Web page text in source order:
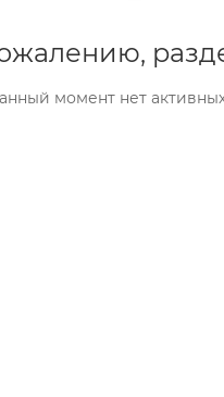
момент нет